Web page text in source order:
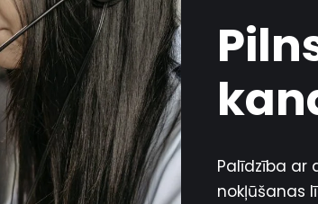
Palīdzība ar
nokļūšanas